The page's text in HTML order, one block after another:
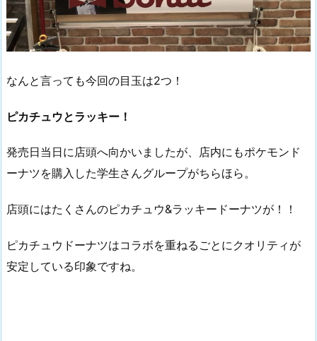
なんと言っても今回の目玉は2つ！
ピカチュウとラッキー！
発売日当日に店頭へ向かいましたが、店内にもポケモンド
ーナツを購入した学生さんグループがちらほら。
店頭にはたくさんのピカチュウ&ラッキードーナツが！！
ピカチュウドーナツはコラボを重ねるごとにクオリティが
安定している印象ですね。